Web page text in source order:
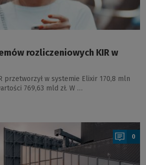
rozliczeniowych KIR w
przetworzył w systemie Elixir 170,8 mln
769,63 mld zł. W …
0